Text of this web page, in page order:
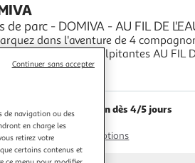
de parc - DOMIVA - AU FIL DE
dans l'aventure de 4
eux des aventures palpitantes AU FIL
décorez la chambre de bébé aux
ses personnages attachants
+
Livraison dès 4/5 jours
Plus d'options
de navigation ou des
en charge les
retirez votre
certains contenus et
Continuer sans accepter